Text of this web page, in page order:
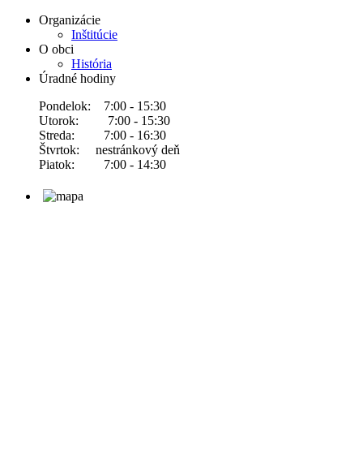
Organizácie
Inštitúcie
O obci
História
Úradné hodiny
Pondelok: 7:00 - 15:30
Utorok: 7:00 - 15:30
Streda: 7:00 - 16:30
Štvrtok: nestránkový deň
Piatok: 7:00 - 14:30